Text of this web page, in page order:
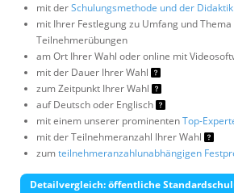
mit derSchulungsmethode und der
mit Ihrer Festlegung zu Umfang und
Teilnehmerübungen
am Ort Ihrer Wahl oder online mit
mit der Dauer Ihrer Wahl
zum Zeitpunkt Ihrer Wahl
auf Deutsch oder Englisch
mit einem unserer prominentenTop-
mit der Teilnehmeranzahl Ihrer Wahl
zumteilnehmeranzahlunabhängigen
Detailvergleich: öffentliche